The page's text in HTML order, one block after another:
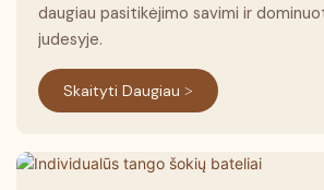
daugiau pasitikėjimo savimi ir
judesyje.
Skaityti Daugiau >